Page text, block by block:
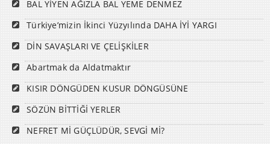
BAL YİYEN AĞIZLA BAL YEME DENMEZ
Türkiye’mizin İkinci Yüzyılında DAHA İYİ YARGI
DİN SAVAŞLARI VE ÇELİŞKİLER
Abartmak da Aldatmaktır
KISIR DÖNGÜDEN KUSUR DÖNGÜSÜNE
SÖZÜN BİTTİĞİ YERLER
NEFRET Mİ GÜÇLÜDÜR, SEVGİ Mİ?